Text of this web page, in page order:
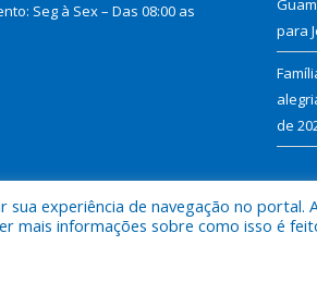
Seg à Sex – Das 08:00 as
para
de
sua experiência de navegação no
mais informações sobre como isso é